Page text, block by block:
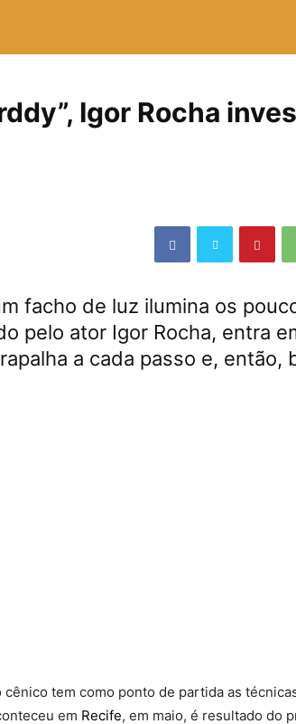
Igor Rocha
facho de luz ilumina os
pelo ator Igor Rocha, entra
a cada passo e, então,
cênico tem como ponto de partida as
em Recife, em maio, é resultado do